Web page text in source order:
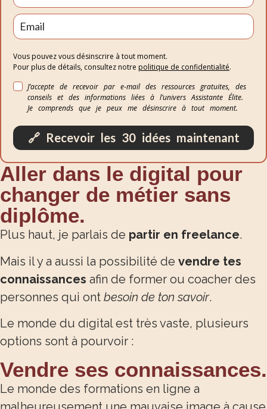
Vous pouvez vous désinscrire à tout moment.
Pour plus de détails, consultez notre politique de confidentialité.
J’accepte de recevoir par e-mail des ressources gratuites, des
conseils et des informations liées à l’univers Assistante Élite.
Je comprends que je peux me désinscrire à tout moment.
🔗 Recevoir les 30 idées maintenant
Aller dans le digital pour
changer de métier sans
diplôme.
Plus haut, je parlais de partir en freelance.
Mais il y a aussi la possibilité de vendre tes
connaissances afin de former ou coacher des
personnes qui ont besoin de ton savoir.
Le monde du digital est très vaste, plusieurs
options sont à pourvoir :
Vendre ses connaissances.
Le monde des formations en ligne a